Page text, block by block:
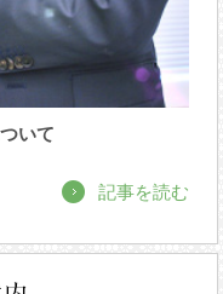
いて
記事を読む